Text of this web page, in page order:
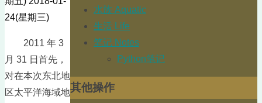
24(星期三)
2011 年 3
月 31 日首先，
对在本次东北地
区太平洋海域地
水族 Aquatic
生活 Life
笔记 Notes
Python笔记
其他操作